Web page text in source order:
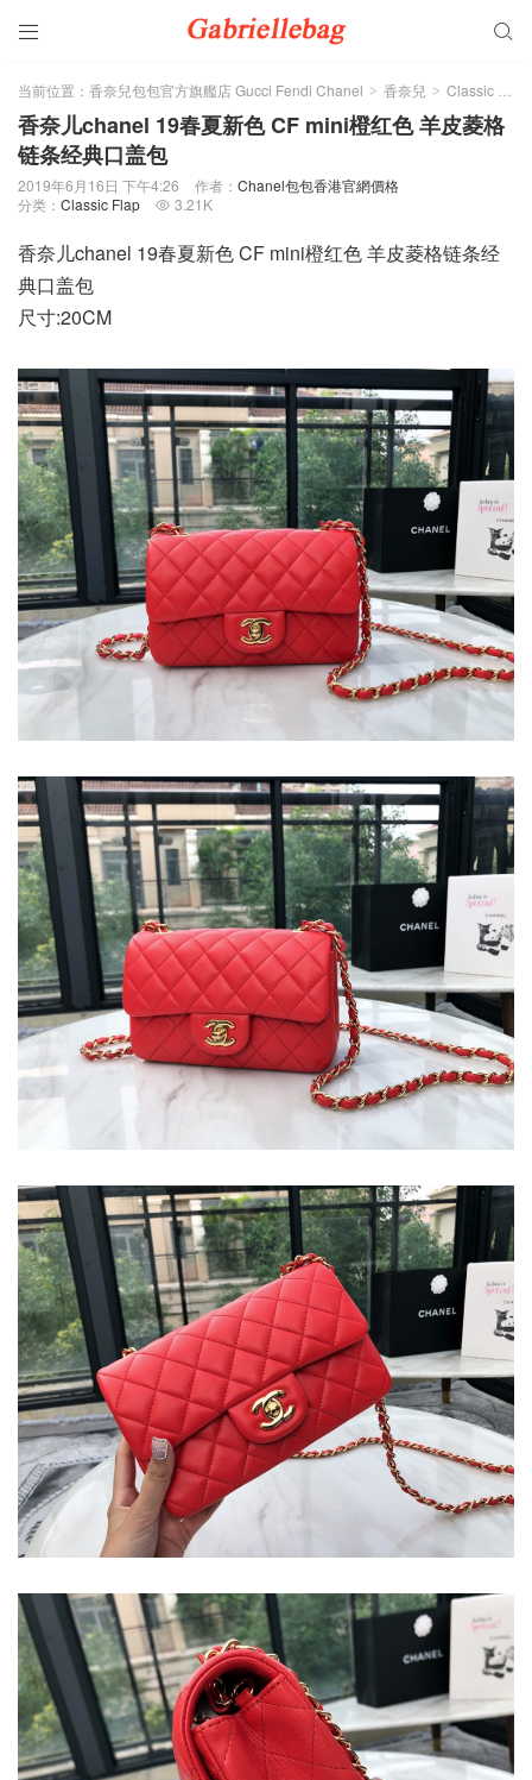
 
当前位置： 香奈兒包包官方旗艦店 Gucci Fendi Chanel > 香奈兒 > Classic Flap
香奈儿chanel 19春夏新色 CF mini橙红色 羊皮菱格
链条经典口盖包
2019年6月16日 下午4:26 作者： Chanel包包香港官網價格
分类： Classic Flap  3.21K
香奈儿chanel 19春夏新色 CF mini橙红色 羊皮菱格链条经
典口盖包
尺寸:20CM